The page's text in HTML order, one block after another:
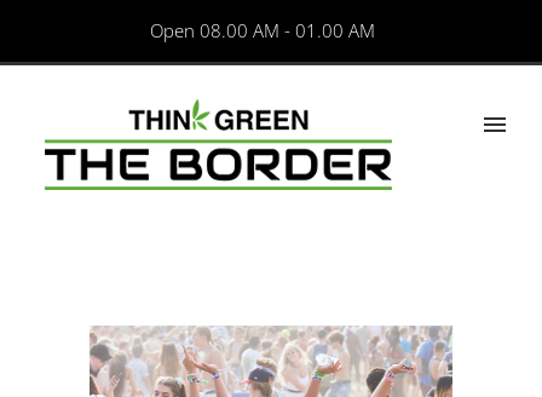
Open 08.00 AM - 01.00 AM